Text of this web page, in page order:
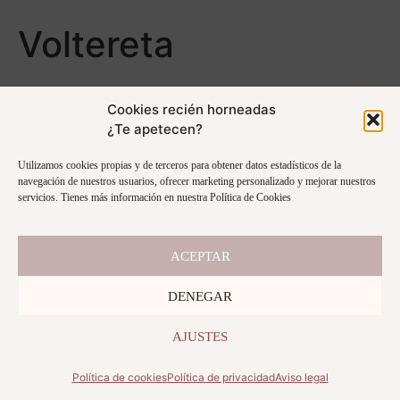
Cookies recién horneadas
¿Te apetecen?
Utilizamos cookies propias y de terceros para obtener datos estadísticos de la
navegación de nuestros usuarios, ofrecer marketing personalizado y mejorar nuestros
servicios. Tienes más información en nuestra Política de Cookies
ACEPTAR
DENEGAR
AJUSTES
Política de cookiesPolítica de privacidadAviso legal
Voltereta
This curso is currently closed
Log In